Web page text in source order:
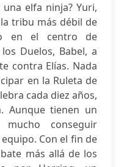
elfa ninja? Yuri,
tribu más débil de
en el centro de
Duelos, Babel, a
contra Elías. Nada
en la Ruleta de
cada diez años,
Aunque tienen un
mucho conseguir
Con el fin de
más allá de los